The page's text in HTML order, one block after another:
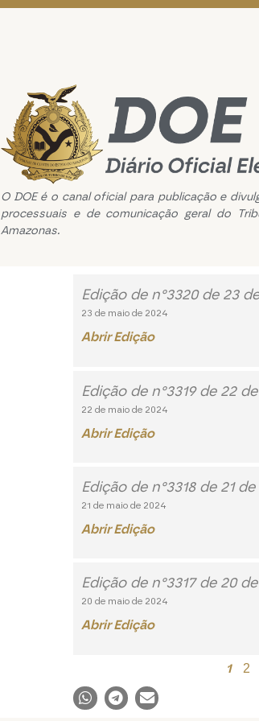
O DOE é o canal oficial para publicação e
processuais e de comunicação geral do
Amazonas.
Edição de n°3320 de 23
23 de maio de 2024
Abrir Edição
Edição de n°3319 de 22
22 de maio de 2024
Abrir Edição
Edição de n°3318 de 21
21 de maio de 2024
Abrir Edição
Edição de n°3317 de 20
20 de maio de 2024
Abrir Edição
1 2